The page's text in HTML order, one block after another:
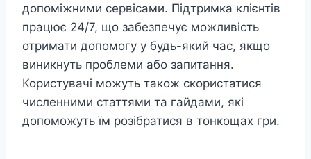
допоміжними сервісами. Підтримка клієнтів
працює 24/7, що забезпечує можливість
отримати допомогу у будь-який час, якщо
виникнуть проблеми або запитання.
Користувачі можуть також скористатися
численними статтями та гайдами, які
допоможуть їм розібратися в тонкощах гри.